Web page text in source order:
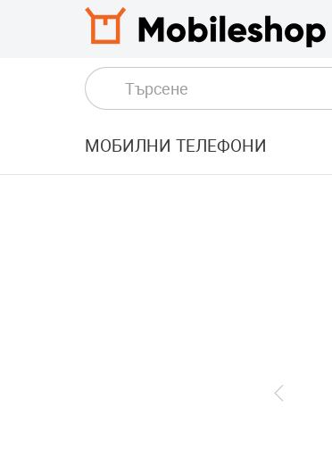
МОБИЛНИ ТЕЛЕФОНИ